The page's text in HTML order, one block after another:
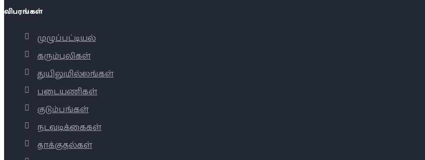
விபரங்கள்
முழுப்பட்டியல்
கரும்புலிகள்
துயிலுமில்லங்கள்
படையணிகள்
குடும்பங்கள்
நடவடிக்கைகள்
தாக்குதல்கள்